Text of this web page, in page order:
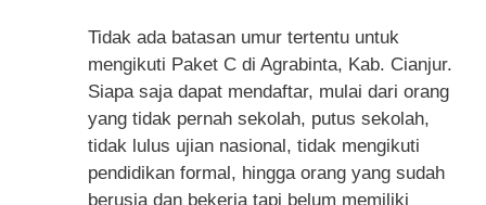
Tidak ada batasan umur tertentu untuk
mengikuti Paket C di Agrabinta, Kab. Cianjur.
Siapa saja dapat mendaftar, mulai dari orang
yang tidak pernah sekolah, putus sekolah,
tidak lulus ujian nasional, tidak mengikuti
pendidikan formal, hingga orang yang sudah
berusia dan bekerja tapi belum memiliki